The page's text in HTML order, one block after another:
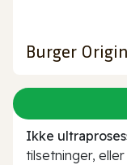
Burger
Ikke
tilsetninger,